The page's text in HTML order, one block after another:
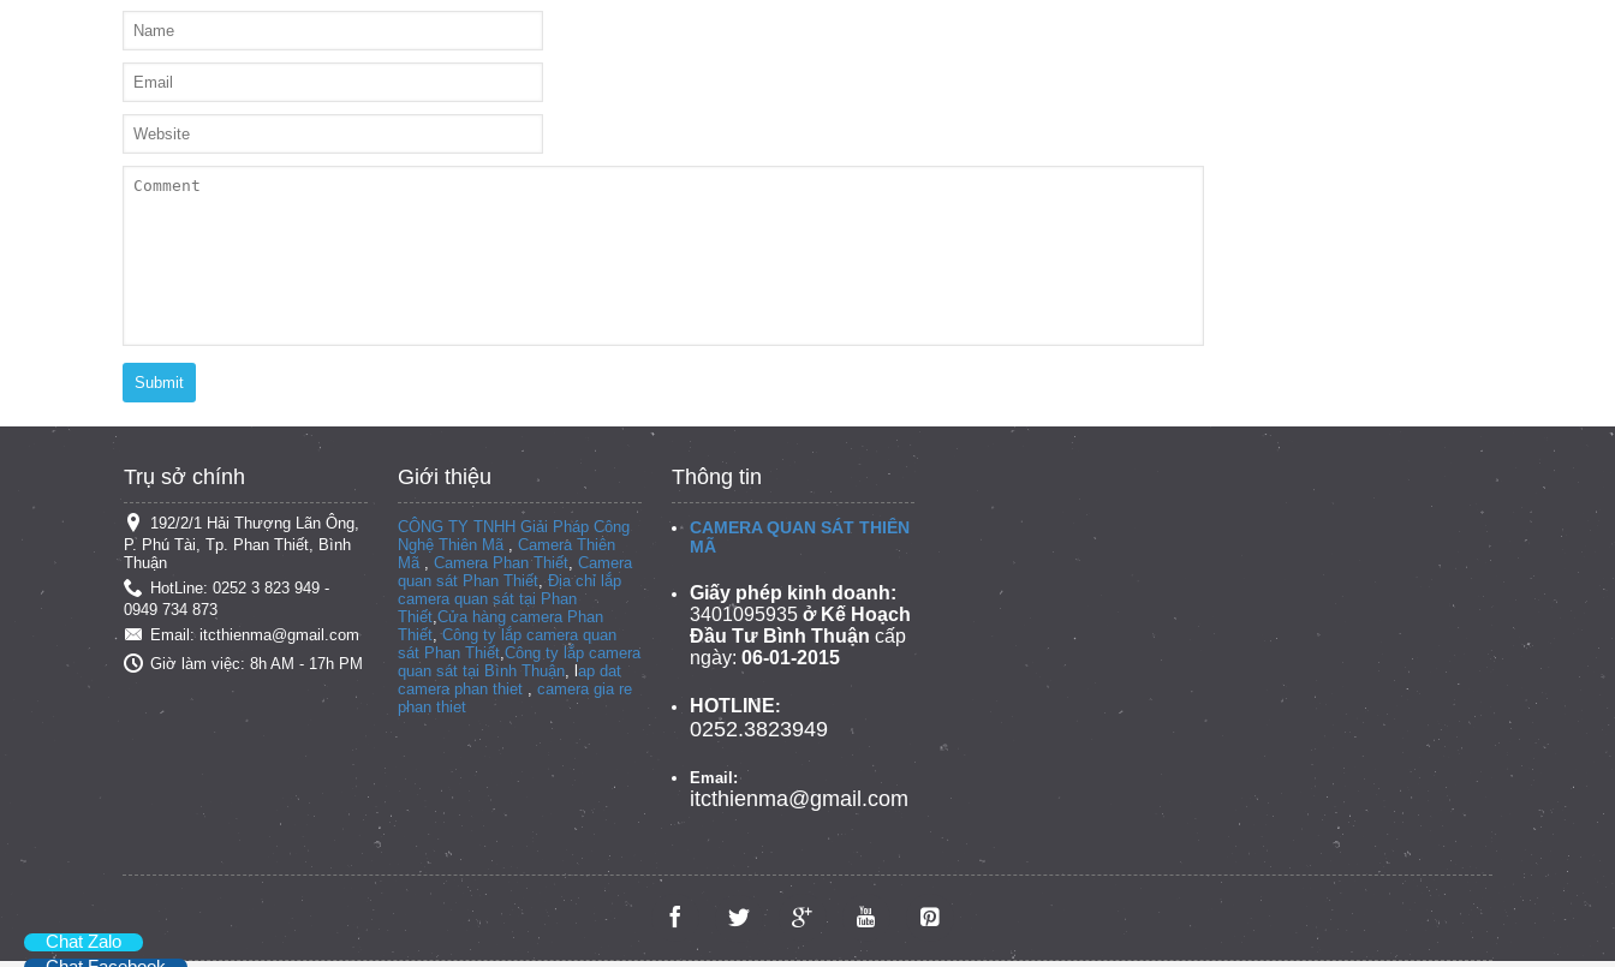
Submit
Trụ sở chính
192/2/1 Hải Thượng Lãn Ông,
P. Phú Tài, Tp. Phan Thiết, Bình
Thuận
HotLine: 0252 3 823 949 -
0949 734 873
Email: itcthienma@gmail.com
Giờ làm việc: 8h AM - 17h PM
Giới thiệu
CÔNG TY TNHH Giải Pháp Công
Nghệ Thiên Mã, Camera Thiên
Mã, Camera Phan Thiết, Camera
quan sát Phan Thiết, Địa chỉ lắp
camera quan sát tại Phan
Thiết,Cửa hàng camera Phan
Thiết,Công ty lắp camera quan
sát Phan Thiết,Công ty lắp camera
quan sát tại Bình Thuận, l ap dat
camera phan thiet, camera gia re
phan thiet
Thông tin
CAMERA QUAN SÁT THIÊN
MÃ
Giấy phép kinh doanh:
3401095935 ở Kế Hoạch
Đầu Tư Bình Thuận cấp
ngày: 06-01-2015
HOTLINE:
0252.3823949
Email:
itcthienma@gmail.com
Chat Zalo